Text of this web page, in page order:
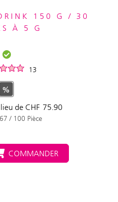
150 G / 30
À 5 G
13
%
de CHF 75.90
/ 100 Pièce
COMMANDER